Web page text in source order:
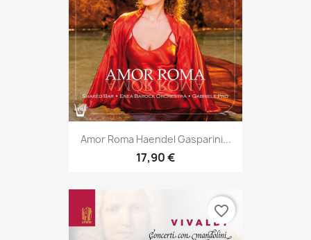
Amor Roma Haendel Gasparini...
17,90 €
favorite_border